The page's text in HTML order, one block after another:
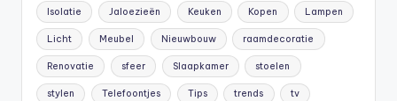
Isolatie Jaloezieën Keuken Kopen Lampen
Licht Meubel Nieuwbouw raamdecoratie
Renovatie sfeer Slaapkamer stoelen
stylen Telefoontjes Tips trends tv